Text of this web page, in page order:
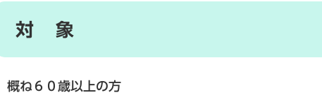
対 象
概ね６０歳以上の方